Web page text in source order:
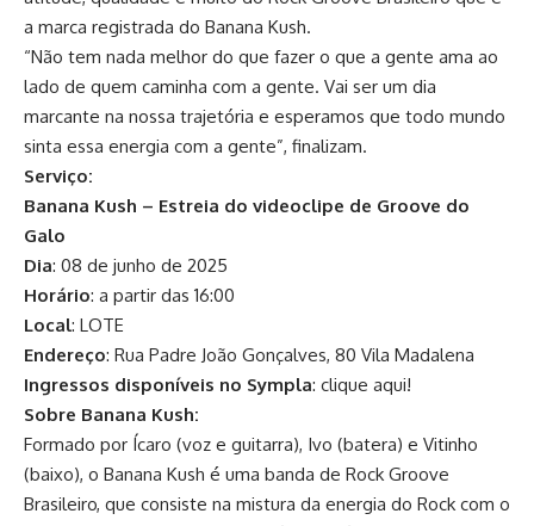
a marca registrada do Banana Kush.
“Não tem nada melhor do que fazer o que a gente ama ao
lado de quem caminha com a gente. Vai ser um dia
marcante na nossa trajetória e esperamos que todo mundo
sinta essa energia com a gente”, finalizam.
Serviço:
Banana Kush – Estreia do videoclipe de Groove do
Galo
Dia: 08 de junho de 2025
Horário: a partir das 16:00
Local: LOTE
Endereço: Rua Padre João Gonçalves, 80 Vila Madalena
Ingressos disponíveis no Sympla: clique aqui!
Sobre Banana Kush:
Formado por Ícaro (voz e guitarra), Ivo (batera) e Vitinho
(baixo), o Banana Kush é uma banda de Rock Groove
Brasileiro, que consiste na mistura da energia do Rock com o